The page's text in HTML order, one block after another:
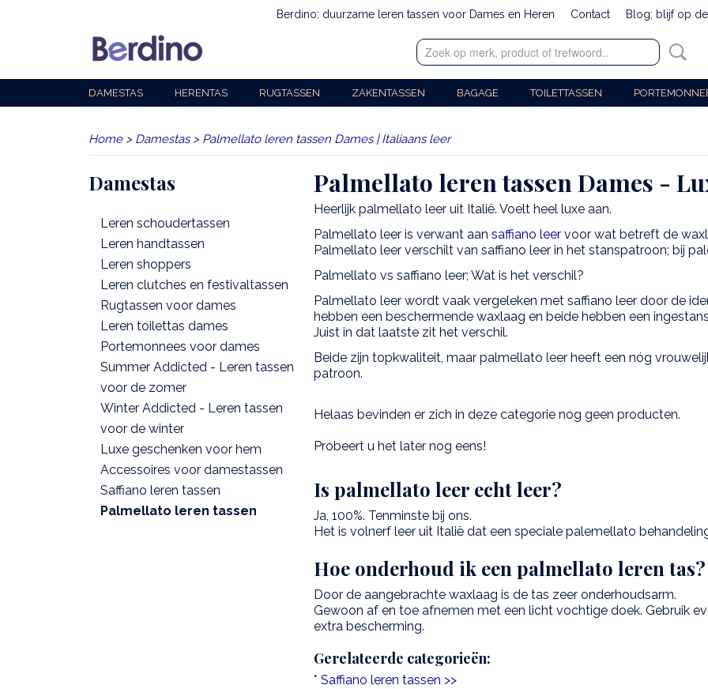
Berdino: duurzame leren tassen voor Dames en Heren Contact Blog; blijf op
DAMESTAS HERENTAS RUGTASSEN ZAKENTASSEN BAGAGE TOILETTASSEN
Home> Damestas> Palmellato leren tassen Dames | Italiaans leer
Damestas
Leren schoudertassen
Leren handtassen
Leren shoppers
Leren clutches en festivaltassen
Rugtassen voor dames
Leren toilettas dames
Portemonnees voor dames
Summer Addicted - Leren tassen
voor de zomer
Winter Addicted - Leren tassen
voor de winter
Luxe geschenken voor hem
Accessoires voor damestassen
Saffiano leren tassen
Palmellato leren tassen
Palmellato leren tassen Dames -
Heerlijk palmellato leer uit Italië. Voelt heel luxe aan.
Palmellato leer is verwant aan saffiano leer voor wat betreft de
Palmellato leer verschilt van saffiano leer in het stanspatroon; bij
Palmellato vs saffiano leer; Wat is het verschil?
Palmellato leer wordt vaak vergeleken met saffiano leer door de
hebben een beschermende waxlaag en beide hebben een
Juist in dat laatste zit het verschil.
Beide zijn topkwaliteit, maar palmellato leer heeft een nóg
patroon.
Helaas bevinden er zich in deze categorie nog geen producten.
Probeert u het later nog eens!
Is palmellato leer echt leer?
Ja, 100%. Tenminste bij ons.
Het is volnerf leer uit Italië dat een speciale palemellato
Hoe onderhoud ik een palmellato leren tas?
Door de aangebrachte waxlaag is de tas zeer onderhoudsarm.
Gewoon af en toe afnemen met een licht vochtige doek. Gebruik
extra bescherming.
Gerelateerde categorieën:
* Saffiano leren tassen >>